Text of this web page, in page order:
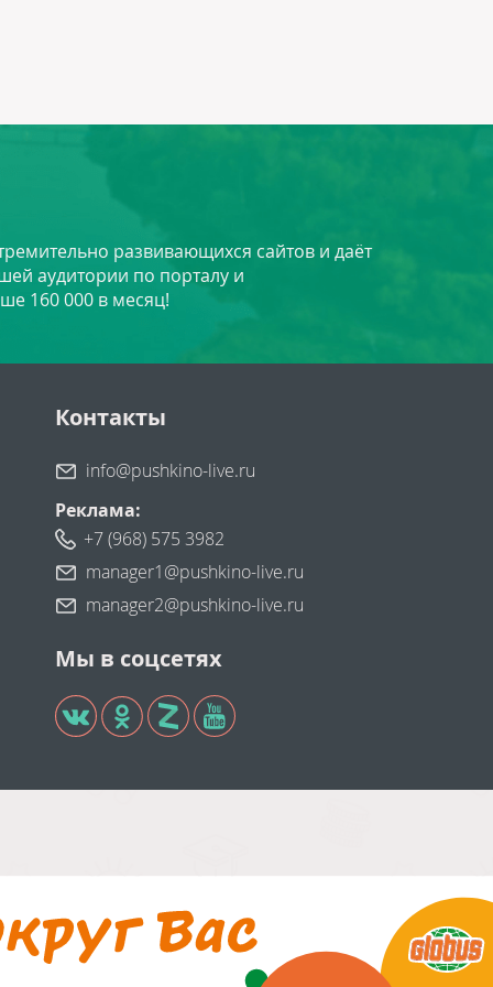
развивающихся сайтов и даёт
аудитории по порталу и
160 000 в месяц!
Контакты
info@pushkino-live.ru
Реклама:
+7 (968) 575 3982
manager1@pushkino-live.ru
manager2@pushkino-live.ru
Мы в соцсетях